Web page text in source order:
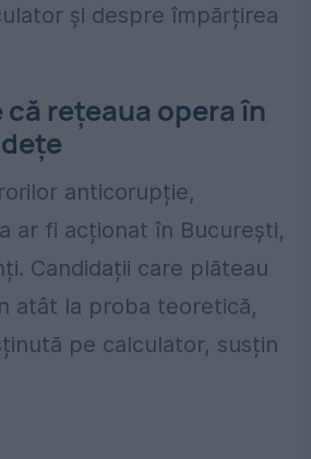
și despre împărțirea
că rețeaua opera în
anticorupție,
ar fi acționat în București,
Candidații care plăteau
atât la proba teoretică,
pe calculator, susțin